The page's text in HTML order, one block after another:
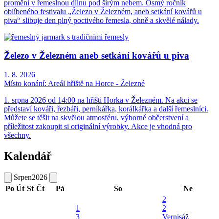
promění v řemeslnou dílnu pod širým nebem. Osmý ročník
oblíbeného festivalu „Železo v Železném, aneb setkání kovářů u
piva“ slibuje den plný poctivého řemesla, ohně a skvělé nálady.
Železo v Železném aneb setkání kovářů u piva
1. 8. 2026
Místo konání: Areál hřiště na Horce - Železné
1. srpna 2026 od 14:00 na hřišti Horka v Železném. Na akci se
představí kováři, řezbáři, perníkářka, korálkářka a další řemeslníci.
Můžete se těšit na skvělou atmosféru, výborné občerstvení a
příležitost zakoupit si originální výrobky. Akce je vhodná pro
všechny.
Kalendář
Srpen2026
Po Út St Čt Pá So Ne
1
3
2
2
Vernisáž